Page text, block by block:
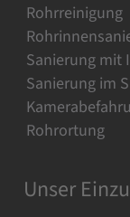
Rohrreinigung
Sanierung mit
Sanierung im
Rohrortung
Unser